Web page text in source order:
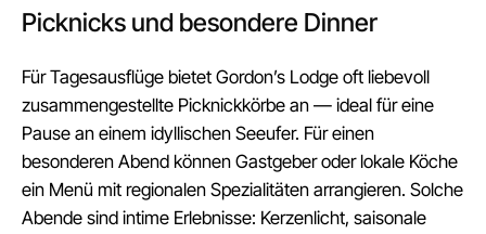
Picknicks und besondere Dinner
Für Tagesausflüge bietet Gordon’s Lodge oft liebevoll
zusammengestellte Picknickkörbe an — ideal für eine
Pause an einem idyllischen Seeufer. Für einen
besonderen Abend können Gastgeber oder lokale Köche
ein Menü mit regionalen Spezialitäten arrangieren. Solche
Abende sind intime Erlebnisse: Kerzenlicht, saisonale